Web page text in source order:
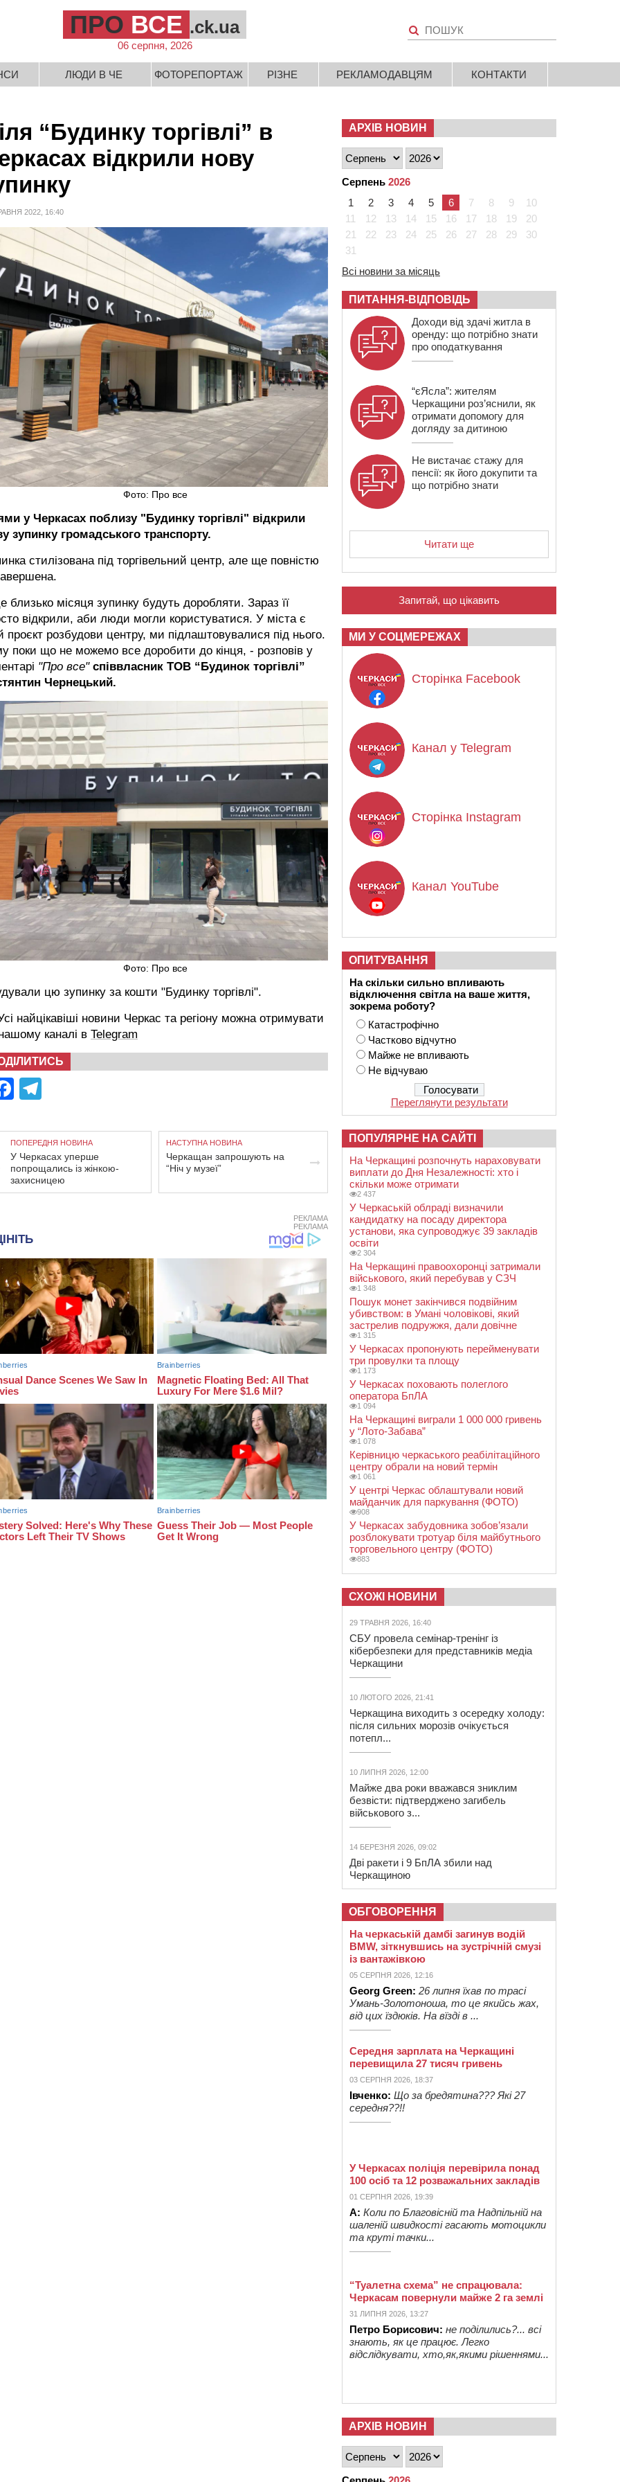
ПРО ВСЕ .ck.ua
06 серпня, 2026
ЛЮДИ В ЧЕ ФОТОРЕПОРТАЖ РІЗНЕ РЕКЛАМОДАВЦЯМ КОНТАКТИ
“Будинку торгівлі” в
відкрили нову
2022, 16:40
Фото: Про все
у Черкасах поблизу "Будинку торгівлі" відкрили
зупинку громадського транспорту.
стилізована під торгівельний центр, але ще повністю
близько місяця зупинку будуть доробляти. Зараз її
відкрили, аби люди могли користуватися. У міста є
проєкт розбудови центру, ми підлаштовувалися під нього.
поки що не можемо все доробити до кінця, - розповів у
"Про все" співвласник ТОВ “Будинок торгівлі”
Чернецький.
Фото: Про все
цю зупинку за кошти "Будинку торгівлі".
найцікавіші новини Черкас та регіону можна отримувати
каналі в Telegram
Facebook
ПОПЕРЕДНЯ НОВИНА
У Черкасах уперше
попрощались із жінкою-
захисницею
НАСТУПНА НОВИНА
Черкащан запрошують на
“Ніч у музеї”
РЕКЛАМА
РЕКЛАМА
АРХІВ НОВИН
Серпень 2026
1
2 3 4 5 6 7 8 9
10
11
12 13 14 15 16 17 18 19
20
21
22 23 24 25 26 27 28 29
30
31
Всі новини за місяць
ПИТАННЯ-ВІДПОВІДЬ
Доходи від здачі житла в
оренду: що потрібно знати
про оподаткування
“єЯсла”: жителям
Черкащини роз’яснили, як
отримати допомогу для
догляду за дитиною
Не вистачає стажу для
пенсії: як його докупити та
що потрібно знати
Читати ще
Запитай, що цікавить
МИ У СОЦМЕРЕЖАХ
Сторінка Facebook
Канал у Telegram
Сторінка Instagram
Канал YouTube
ОПИТУВАННЯ
На скільки сильно впливають
відключення світла на ваше життя,
зокрема роботу?
Катастрофічно
Частково відчутно
Майже не впливають
Не відчуваю
Переглянути результати
ПОПУЛЯРНЕ НА САЙТІ
На Черкащині розпочнуть нараховувати
виплати до Дня Незалежності: хто і
скільки може отримати
2 437
У Черкаській облраді визначили
кандидатку на посаду директора
установи, яка супроводжує 39 закладів
освіти
2 304
На Черкащині правоохоронці затримали
військового, який перебував у СЗЧ
1 348
Пошук монет закінчився подвійним
убивством: в Умані чоловікові, який
застрелив подружжя, дали довічне
1 315
У Черкасах пропонують перейменувати
три провулки та площу
1 173
У Черкасах поховають полеглого
оператора БпЛА
1 094
На Черкащині виграли 1 000 000 гривень
у “Лото-Забава”
1 078
Керівницю черкаського реабілітаційного
центру обрали на новий термін
1 061
У центрі Черкас облаштували новий
майданчик для паркування (ФОТО)
908
У Черкасах забудовника зобов’язали
розблокувати тротуар біля майбутнього
торговельного центру (ФОТО)
883
СХОЖІ НОВИНИ
29 ТРАВНЯ 2026, 16:40
СБУ провела семінар-тренінг із
кібербезпеки для представників медіа
Черкащини
10 ЛЮТОГО 2026, 21:41
Черкащина виходить з осередку холоду:
після сильних морозів очікується
потепл...
10 ЛИПНЯ 2026, 12:00
Майже два роки вважався зниклим
безвісти: підтверджено загибель
військового з...
14 БЕРЕЗНЯ 2026, 09:02
Дві ракети і 9 БпЛА збили над
Черкащиною
ОБГОВОРЕННЯ
На черкаській дамбі загинув водій
BMW, зіткнувшись на зустрічній смузі
із вантажівкою
05 СЕРПНЯ 2026, 12:16
Georg Green: 26 липня їхав по трасі
Умань-Золотоноша, то це якийсь жах,
від цих їздюків. На вїзді в ...
Середня зарплата на Черкащині
перевищила 27 тисяч гривень
03 СЕРПНЯ 2026, 18:37
Івченко: Що за бредятина??? Які 27
середня??!!
У Черкасах поліція перевірила понад
100 осіб та 12 розважальних закладів
01 СЕРПНЯ 2026, 19:39
А: Коли по Благовісній та Надпільній на
шаленій швидкості гасають мотоцикли
та круті тачки...
“Туалетна схема” не спрацювала:
Черкасам повернули майже 2 га землі
31 ЛИПНЯ 2026, 13:27
Петро Борисович: не поділились?... всі
знають, як це працює. Легко
відслідкувати, хто,як,якими рішеннями...
АРХІВ НОВИН